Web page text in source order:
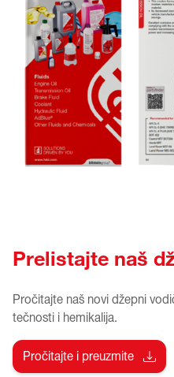
Prelistajte naš
Pročitajte naš novi džepni
tečnosti i hemikalija.
Pročitajte i preuzmite